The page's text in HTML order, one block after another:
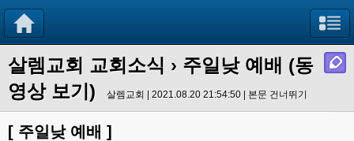
살렘교회 교회소식 › 주일낮 예배 (동
영상 보기)
살렘교회 | 2021.08.20 21:54:50 | 본문 건너뛰기
[ 주일낮 예배 ]